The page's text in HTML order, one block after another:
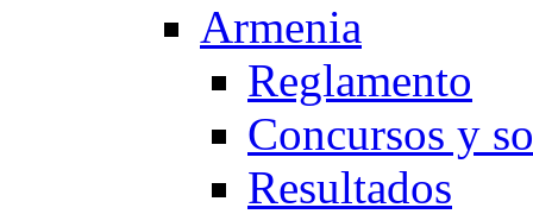
Armenia
Reglamento
Concursos y
Resultados